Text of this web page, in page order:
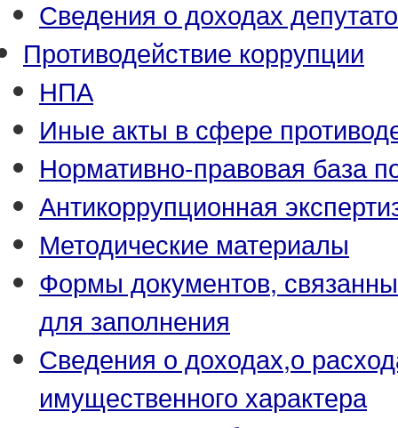
Сведения о доходах
Противодействие коррупции
НПА
Иные акты в сфере
Нормативно-правовая база
Антикоррупционная
Методические материалы
Формы документов,
для заполнения
Сведения о доходах,о
имущественного характера